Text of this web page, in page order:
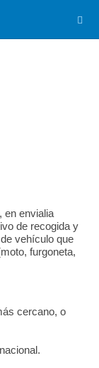
en envialia
de recogida y
vehículo que
furgoneta,
cercano, o